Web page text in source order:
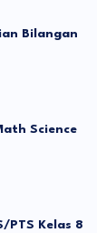
Bilangan
Science
PTS Kelas 8